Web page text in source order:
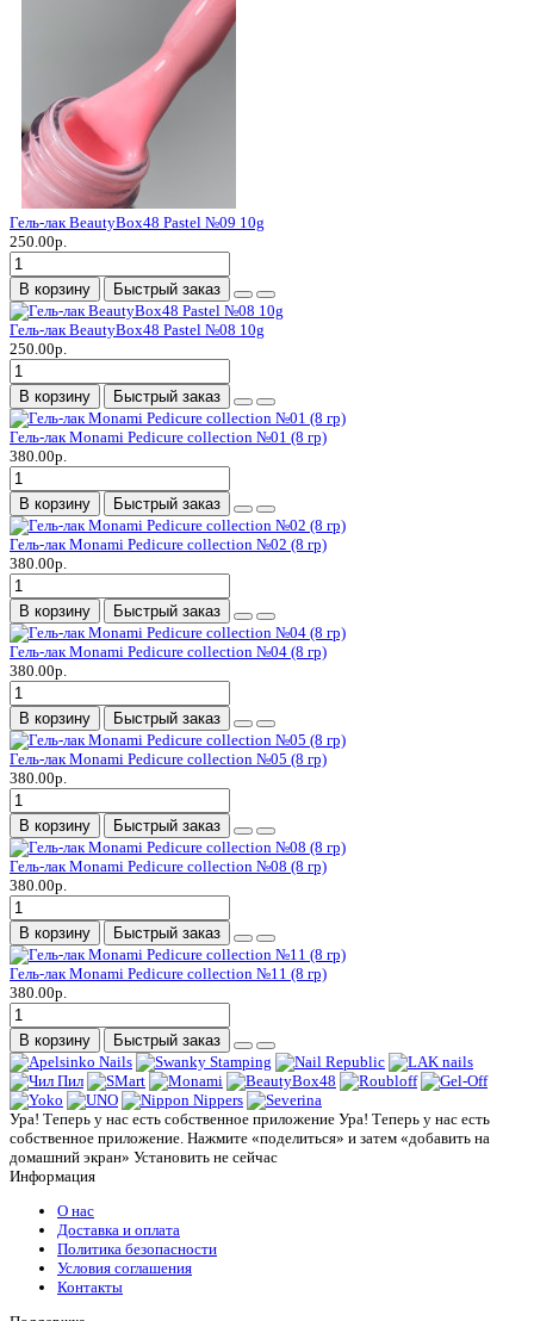
Гель-лак BeautyBox48 Pastel №09 10g
250.00р.
В корзину Быстрый заказ
Гель-лак BeautyBox48 Pastel №08 10g
250.00р.
В корзину Быстрый заказ
Гель-лак Monami Pedicure collection №01 (8 гр)
380.00р.
В корзину Быстрый заказ
Гель-лак Monami Pedicure collection №02 (8 гр)
380.00р.
В корзину Быстрый заказ
Гель-лак Monami Pedicure collection №04 (8 гр)
380.00р.
В корзину Быстрый заказ
Гель-лак Monami Pedicure collection №05 (8 гр)
380.00р.
В корзину Быстрый заказ
Гель-лак Monami Pedicure collection №08 (8 гр)
380.00р.
В корзину Быстрый заказ
Гель-лак Monami Pedicure collection №11 (8 гр)
380.00р.
В корзину Быстрый заказ
Ура! Теперь у нас есть собственное приложение Ура! Теперь у нас есть
собственное приложение. Нажмите «поделиться» и затем «добавить на
домашний экран» Установить не сейчас
Информация
О нас
Доставка и оплата
Политика безопасности
Условия соглашения
Контакты